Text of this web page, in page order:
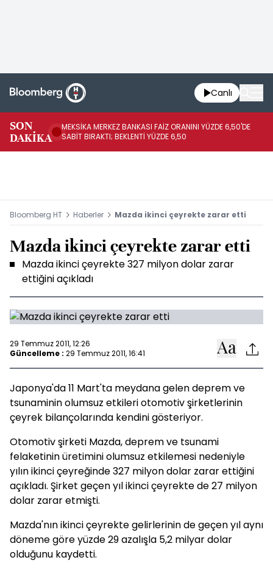
Canlı
SON
DAKİKA
MEKSİKA MERKEZ BANKASI FAİZ ORANINI YÜZDE 6,50'DE
SABİT BIRAKTI; BEKLENTİ YÜZDE 6,50
Bloomberg HT Haberler Mazda ikinci çeyrekte zarar etti
Mazda ikinci çeyrekte zarar etti
Mazda ikinci çeyrekte 327 milyon dolar zarar
ettiğini açıkladı
29 Temmuz 2011, 12:26
Güncelleme : 29 Temmuz 2011, 16:41
Japonya'da 11 Mart'ta meydana gelen deprem ve
tsunaminin olumsuz etkileri otomotiv şirketlerinin
çeyrek bilançolarında kendini gösteriyor.
Otomotiv şirketi Mazda, deprem ve tsunami
felaketinin üretimini olumsuz etkilemesi nedeniyle
yılın ikinci çeyreğinde 327 milyon dolar zarar ettiğini
açıkladı. Şirket geçen yıl ikinci çeyrekte de 27 milyon
dolar zarar etmişti.
Mazda'nın ikinci çeyrekte gelirlerinin de geçen yıl aynı
döneme göre yüzde 29 azalışla 5,2 milyar dolar
olduğunu kaydetti.